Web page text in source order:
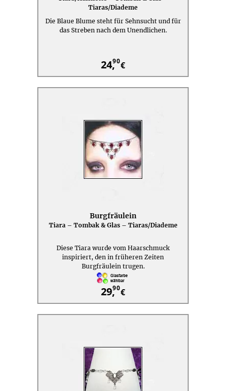
Tiaras/Diademe
Die Blaue Blume steht für Sehnsucht und für
das Streben nach dem Unendlichen.
24,90€
Burgfräulein
Tiara – Tombak & Glas – Tiaras/Diademe
Diese Tiara wurde vom Haarschmuck
inspiriert, den in früheren Zeiten
Burgfräulein trugen.
29,90€